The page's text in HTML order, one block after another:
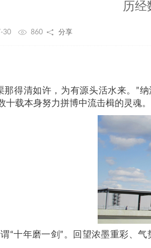
历经
30 860 分享
那得清如许，为有源头活水来。”
十载本身努力拼博中流击楫的灵魂。
“十年磨一剑”。回望浓墨重彩、